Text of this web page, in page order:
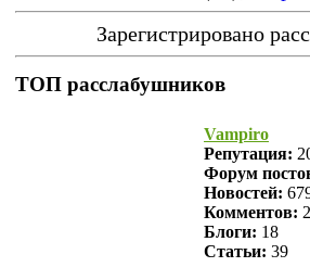
Зарегистрировано
ТОП расслабушников
Vampiro
Репутация:
Форум
Новостей:
Комментов:
Блоги: 18
Статьи: 39